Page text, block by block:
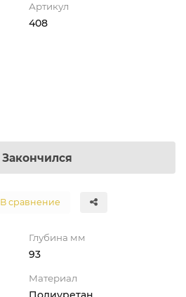
Артикул
408
Закончился
В сравнение
Глубина мм
93
Материал